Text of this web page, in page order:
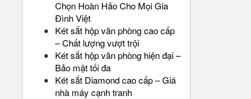
Chọn Hoàn Hảo Cho Mọi Gia
Đình Việt
Két sắt hộp văn phòng cao cấp
– Chất lượng vượt trội
Két sắt hộp văn phòng hiện đại –
Bảo mật tối đa
Két sắt Diamond cao cấp – Giá
nhà máy cạnh tranh